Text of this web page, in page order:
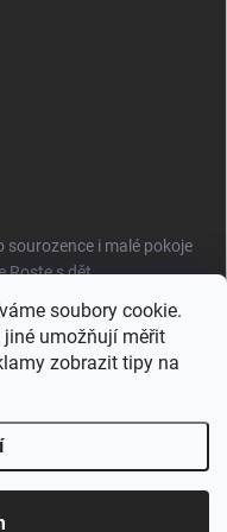
soubory cookie.
jiné umožňují měřit
zobrazit tipy na
sourozence i malé pokoje
Roste s dět...
pro malé prostory i
živo...
práva vyhrazena.Upravit